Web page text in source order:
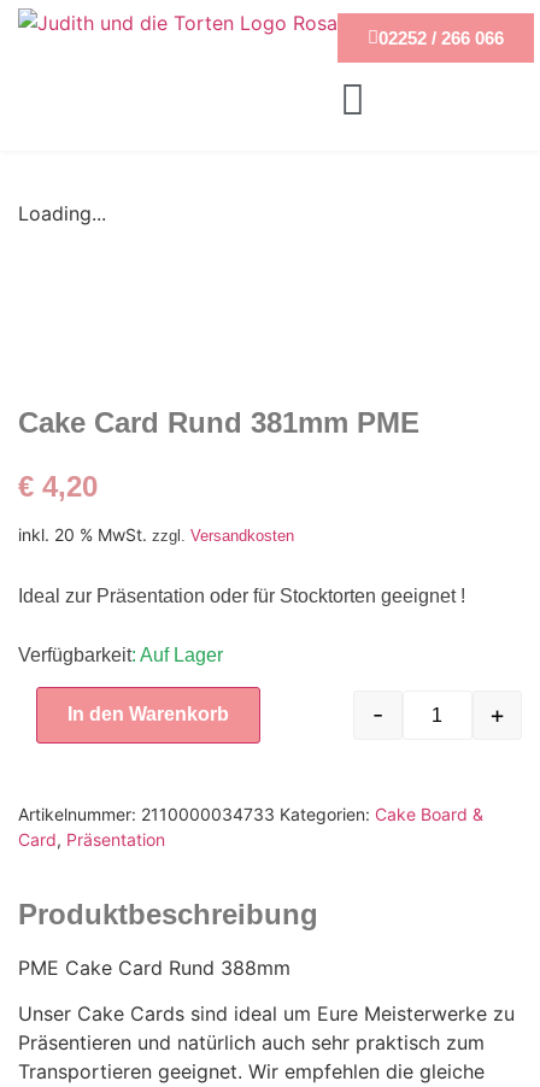
02252 / 266 066
Loading...
Cake Card Rund 381mm PME
€ 4,20
inkl. 20 % MwSt. zzgl. Versandkosten
Ideal zur Präsentation oder für Stocktorten geeignet !
Verfügbarkeit: Auf Lager
- +
In den Warenkorb
Artikelnummer: 2110000034733 Kategorien: Cake Board &
Card, Präsentation
Produktbeschreibung
PME Cake Card Rund 388mm
Unser Cake Cards sind ideal um Eure Meisterwerke zu
Präsentieren und natürlich auch sehr praktisch zum
Transportieren geeignet. Wir empfehlen die gleiche